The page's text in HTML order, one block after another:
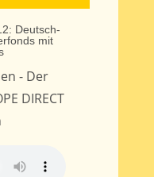
Deutsch-
mit
- Der
DIRECT